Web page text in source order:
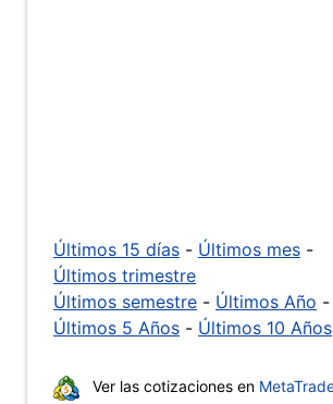
Últimos 15 días - Últimos mes -
Últimos trimestre
Últimos semestre - Últimos Año -
Últimos 5 Años - Últimos 10 Años
Ver las cotizaciones en